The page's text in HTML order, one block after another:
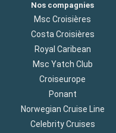
Nos compagnies
Msc Croisières
Costa Croisières
Royal Caribean
Msc Yatch Club
Croiseurope
Ponant
Norwegian Cruise Line
Celebrity Cruises